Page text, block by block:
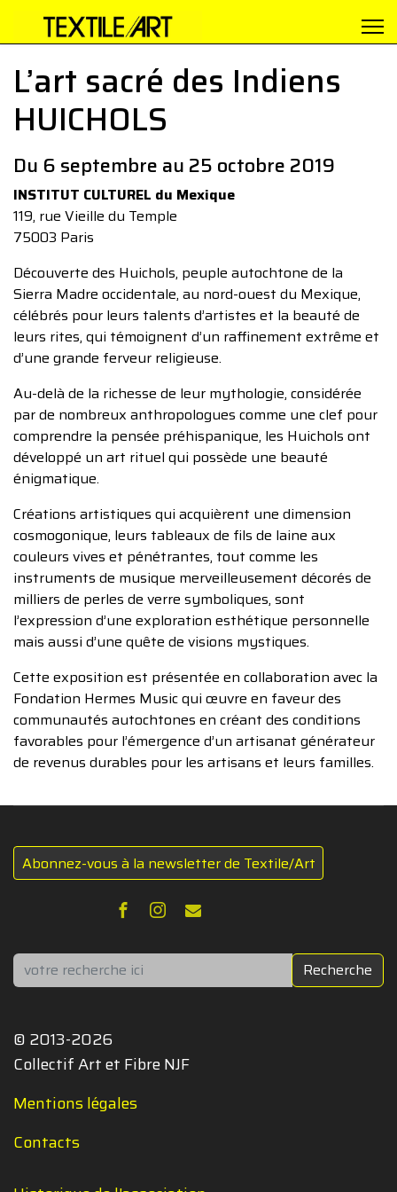
L’art sacré des Indiens
HUICHOLS
Du 6 septembre au 25 octobre 2019
INSTITUT CULTUREL du Mexique
119, rue Vieille du Temple
75003 Paris
Découverte des Huichols, peuple autochtone de la
Sierra Madre occidentale, au nord-ouest du Mexique,
célébrés pour leurs talents d’artistes et la beauté de
leurs rites, qui témoignent d’un raffinement extrême et
d’une grande ferveur religieuse.
Au-delà de la richesse de leur mythologie, considérée
par de nombreux anthropologues comme une clef pour
comprendre la pensée préhispanique, les Huichols ont
développé un art rituel qui possède une beauté
énigmatique.
Créations artistiques qui acquièrent une dimension
cosmogonique, leurs tableaux de fils de laine aux
couleurs vives et pénétrantes, tout comme les
instruments de musique merveilleusement décorés de
milliers de perles de verre symboliques, sont
l’expression d’une exploration esthétique personnelle
mais aussi d’une quête de visions mystiques.
Cette exposition est présentée en collaboration avec la
Fondation Hermes Music qui œuvre en faveur des
communautés autochtones en créant des conditions
favorables pour l’émergence d’un artisanat générateur
de revenus durables pour les artisans et leurs familles.
Abonnez-vous à la newsletter de Textile/Art
Rechercher Recherche
© 2013-2026
Collectif Art et Fibre NJF
Mentions légales
Contacts